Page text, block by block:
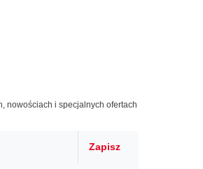
nowościach i specjalnych ofertach
Zapisz